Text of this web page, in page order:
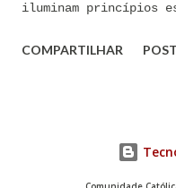
iluminam princípios
São Bento foi
irracionais para os
na verdade,
COMPARTILHAR